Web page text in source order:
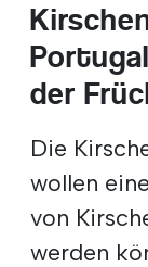
der
Die
wollen
von
werden